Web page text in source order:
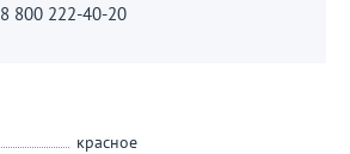
8 800 222-40-20
красное